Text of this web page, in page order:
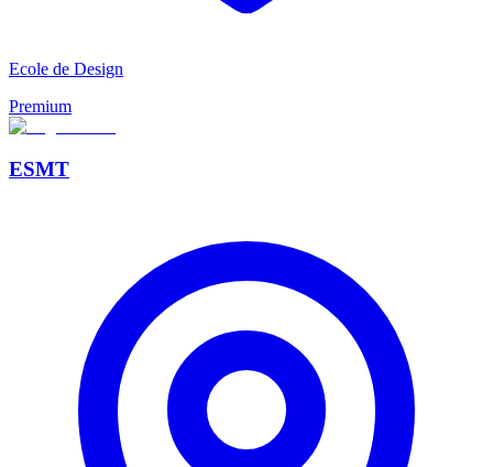
Ecole de Design
Premium
ESMT